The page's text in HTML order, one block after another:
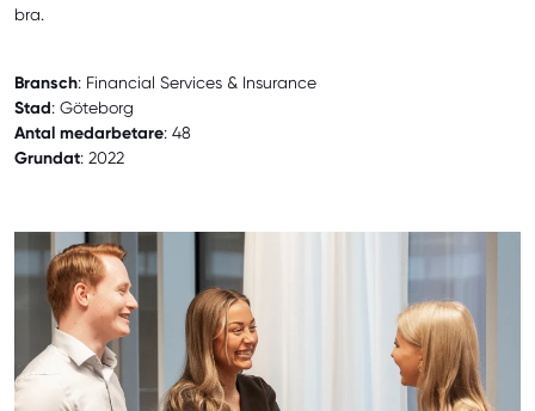
bra.
Bransch: Financial Services & Insurance
Stad: Göteborg
Antal medarbetare: 48
Grundat: 2022